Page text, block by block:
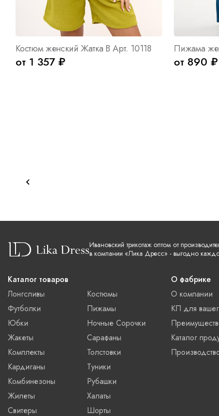
Костюм женский Жатка В Арт. 10118
от 1 357 ₽ от 890 ₽
Ивановский трикотаж оптом от
в компании «Лика Дресс» - выгодно
Каталог товаров
Лонгсливы
Футболки
Юбки
Жакеты
Комплекты
Кардиганы
Комбинезоны
Жилеты
Свитеры
Костюмы
Пижамы
Ночные Сорочки
Сарафаны
Толстовки
Туники
Рубашки
Халаты
Шорты
О фабрике
О компании
КП для
Каталог